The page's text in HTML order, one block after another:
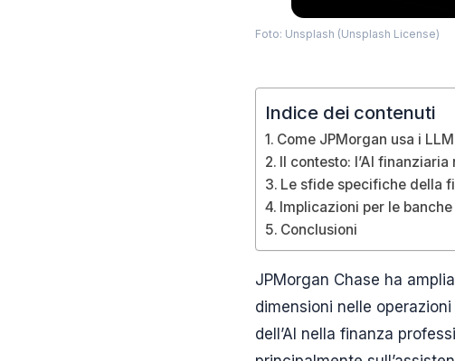
Foto: Unsplash (Unsplash License)
Indice dei contenuti
Come JPMorgan usa i
Il contesto: l’AI
Le sfide specifiche della
Implicazioni per le
Conclusioni
JPMorgan Chase ha
dimensioni nelle
dell’AI nella finanza